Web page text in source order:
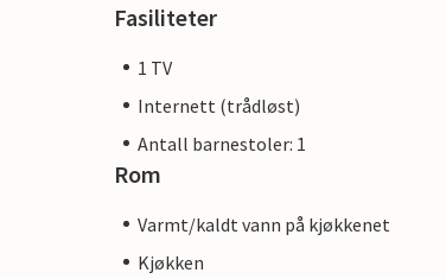
Fasiliteter
1 TV
Internett (trådløst)
Antall barnestoler: 1
Rom
Varmt/kaldt vann på kjøkkenet
Kjøkken